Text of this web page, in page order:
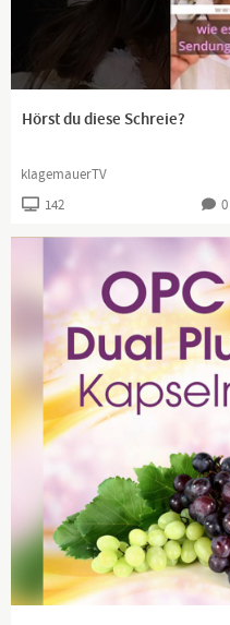
Hörst du diese Schreie?
klagemauerTV
142 0